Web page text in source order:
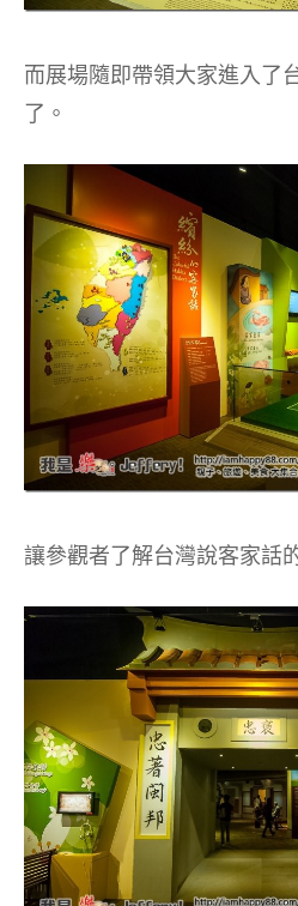
而展場隨即帶領大家進入了
了。
讓參觀者了解台灣說客家話